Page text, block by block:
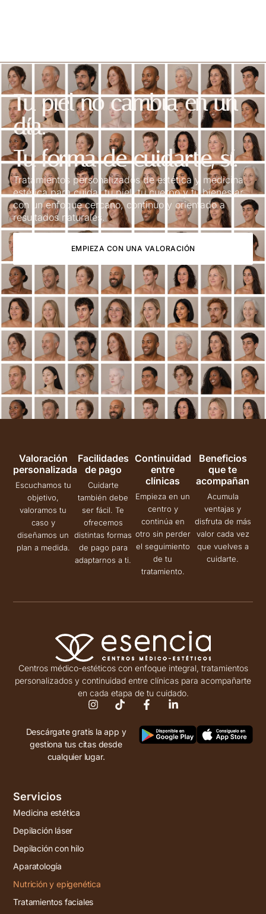
Tu piel no cambia en un
día.
Tu forma de cuidarte, sí.
Tratamientos personalizados de estética y medicina
estética para cuidar tu piel, tu cuerpo y tu bienestar
con un enfoque cercano, continuo y orientado a
resultados naturales.
EMPIEZA CON UNA VALORACIÓN
Valoración
personalizada
Escuchamos tu
objetivo,
valoramos tu
caso y
diseñamos un
plan a medida.
Facilidades
de pago
Cuidarte
también debe
ser fácil. Te
ofrecemos
distintas formas
de pago para
adaptarnos a ti.
Continuidad
entre
clínicas
Empieza en un
centro y
continúa en
otro sin perder
el seguimiento
de tu
tratamiento.
Beneficios
que te
acompañan
Acumula
ventajas y
disfruta de más
valor cada vez
que vuelves a
cuidarte.
Centros médico-estéticos con enfoque integral, tratamientos
personalizados y continuidad entre clínicas para acompañarte
en cada etapa de tu cuidado.
Descárgate gratis la app y
gestiona tus citas desde
cualquier lugar.
Servicios
Medicina estética
Depilación láser
Depilación con hilo
Aparatología
Nutrición y epigenética
Tratamientos faciales